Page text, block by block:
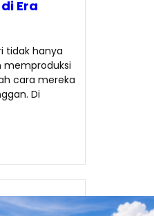
Era
tidak hanya
memproduksi
cara mereka
Di